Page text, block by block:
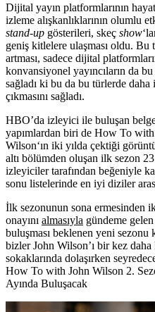
Dijital yayın platformlarının
izleme alışkanlıklarının olumlu
stand-up gösterileri, skeç show
geniş kitlelere ulaşması oldu.
artması, sadece dijital
konvansiyonel yayıncıların da bu
sağladı ki bu da bu türlerde
çıkmasını sağladı.
HBO’da izleyici ile buluşan
yapımlardan biri de How To with
Wilson‘ın iki yılda çektiği
altı bölümden oluşan ilk sezon
izleyiciler tarafından beğeniyle
sonu listelerinde en iyi diziler
İlk sezonunun sona ermesinden
onayını almasıyla gündeme
buluşması beklenen yeni sezonu
bizler John Wilson’ı bir kez
sokaklarında dolaşırken
How To with John Wilson 2.
Ayında Buluşacak